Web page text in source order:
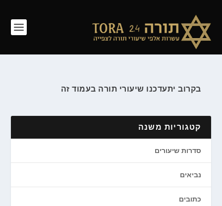
בקרוב יתעדכנו שיעורי תורה בעמוד זה
קטגוריות משנה
סדרות שיעורים
נביאים
כתובים